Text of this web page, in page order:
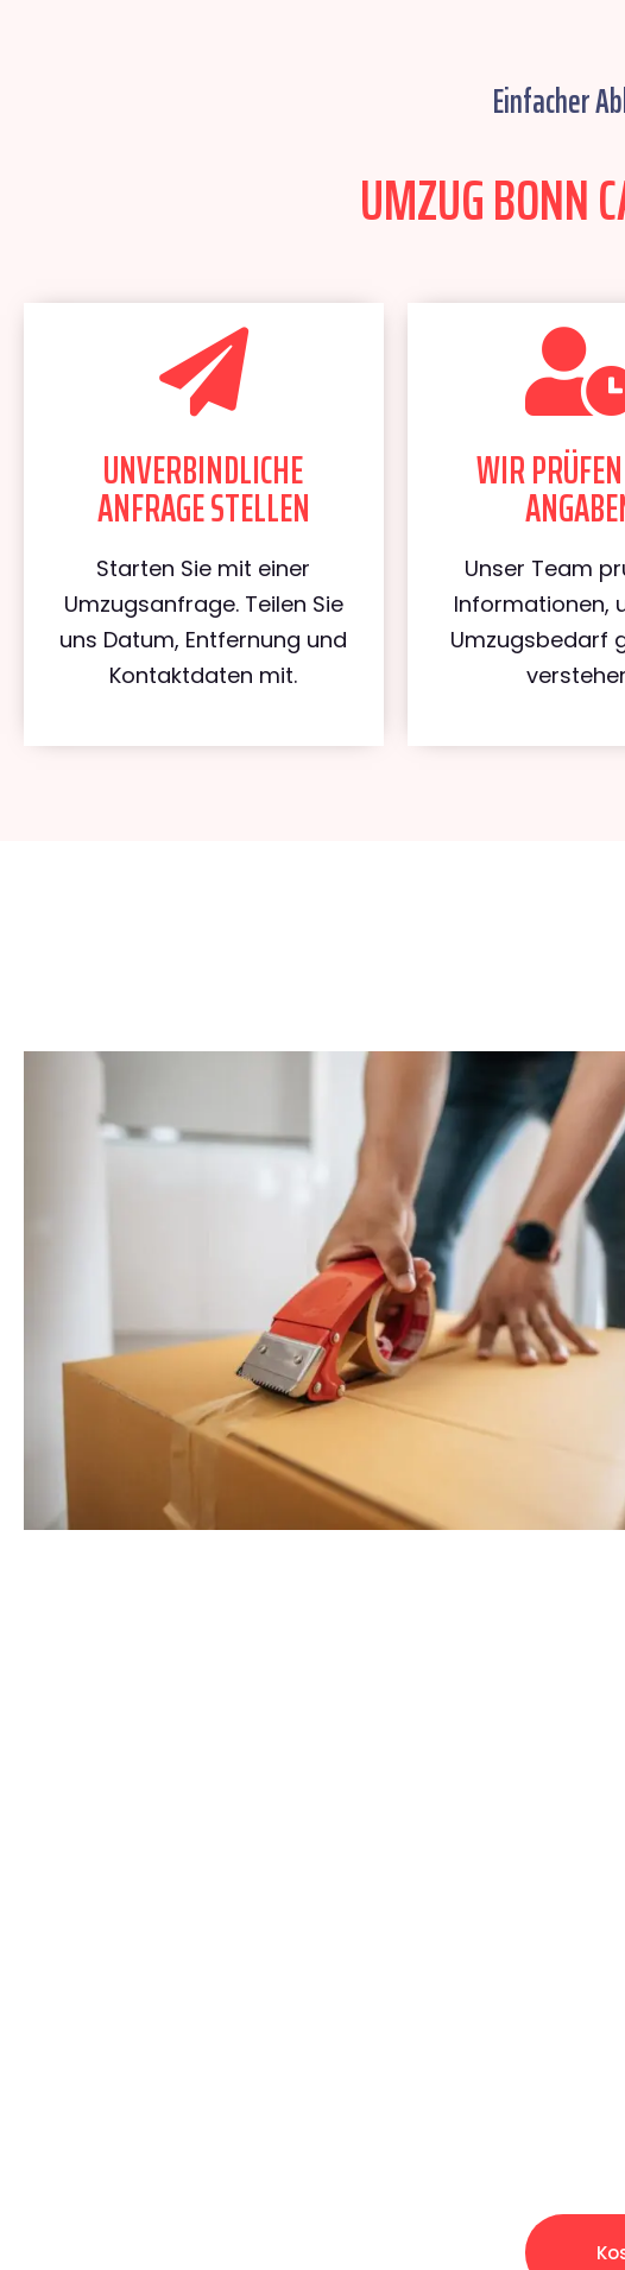
Einfacher
UMZUG BONN
UNVERBINDLICHE
ANFRAGE STELLEN
Starten Sie mit einer
Umzugsanfrage. Teilen Sie
uns Datum, Entfernung und
Kontaktdaten mit.
WIR
Unser Team
Informationen,
Umzugsbedarf